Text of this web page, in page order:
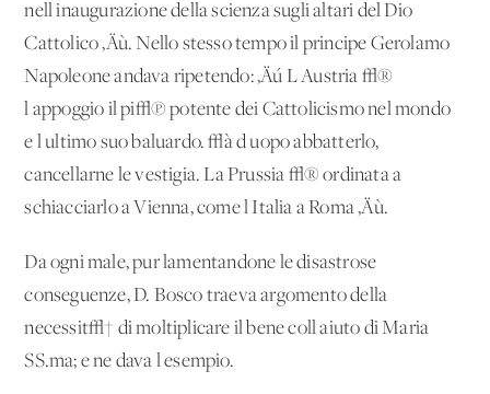
nell'inaugurazione della scienza sugli altari del Dio
Cattolico ‚Äù. Nello stesso tempo il principe Gerolamo
Napoleone andava ripetendo: ‚Äú L'Austria √®
l'appoggio il pi√π potente dei Cattolicismo nel mondo
e l'ultimo suo baluardo. √à d'uopo abbatterlo,
cancellarne le vestigia. La Prussia √® ordinata a
schiacciarlo a Vienna, come l'Italia a Roma ‚Äù.
Da ogni male, pur lamentandone le disastrose
conseguenze, D. Bosco traeva argomento della
necessit√† di moltiplicare il bene coll'aiuto di Maria
SS.ma; e ne dava l'esempio.